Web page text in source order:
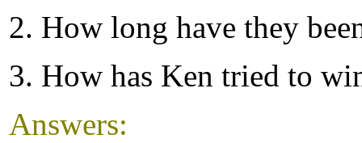
2. How long have they
3. How has Ken tried to
Answers: